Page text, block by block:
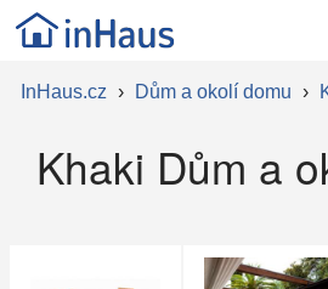
InHaus.cz › Dům a okolí domu ›
Khaki Dům a